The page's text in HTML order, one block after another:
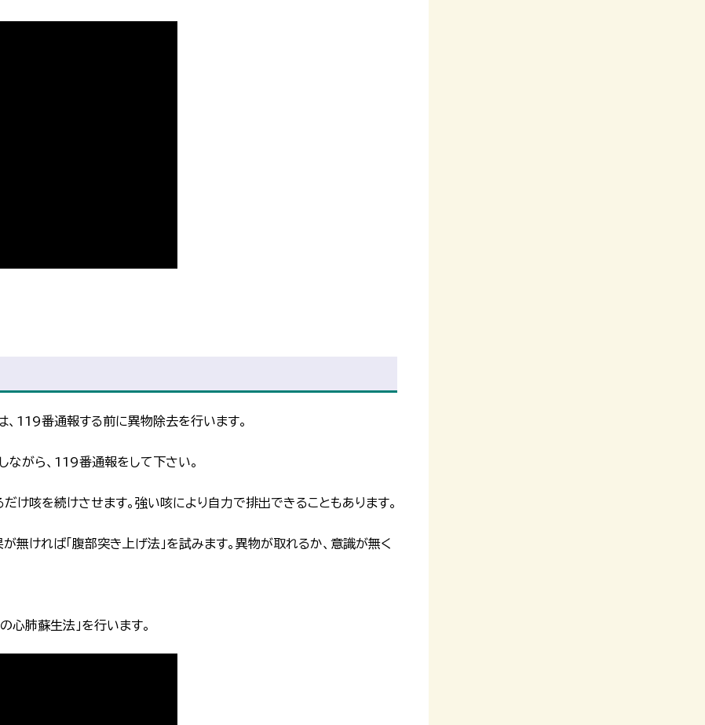
119番通報する前に異物除去を行います。
がら、119番通報をして下さい。
け咳を続けさせます。強い咳により自力で排出できることもあります。
無ければ「腹部突き上げ法」を試みます。異物が取れるか、意識が無く
肺蘇生法」を行います。